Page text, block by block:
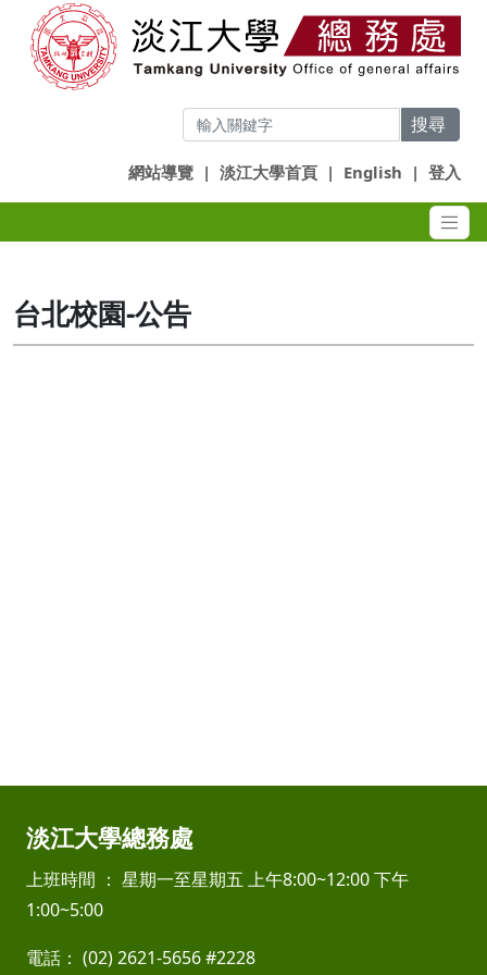
搜尋
網站導覽 | 淡江大學首頁 | English | 登入
台北校園-公告
淡江大學總務處
上班時間 ： 星期一至星期五 上午8:00~12:00 下午
1:00~5:00
電話： (02) 2621-5656 #2228